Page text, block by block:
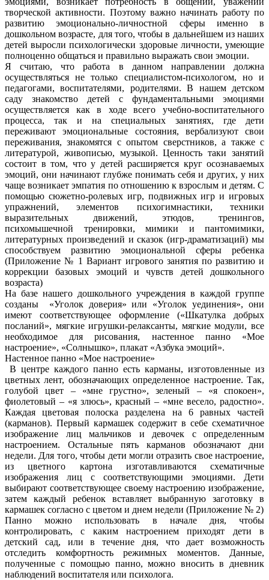
творческой активности. Поэтому важно начинать работу по
развитию эмоционально-личностной сферы именно в
дошкольном возрасте, для того, чтобы в дальнейшем из наших
детей выросли психологически здоровые личности, умеющие
полноценно общаться и правильно выражать свои эмоции.
Я считаю, что работа в данном направлении должна
осуществляться не только специалистом-психологом, но и
педагогами, воспитателями, родителями. В нашем детском
саду знакомство детей с фундаментальными эмоциями
осуществляется как в ходе всего учебно-воспитательного
процесса, так и на специальных занятиях, где дети
переживают эмоциональные состояния, вербализуют свои
переживания, знакомятся с опытом сверстников, а также с
литературой, живописью, музыкой. Ценность таки занятий
состоит в том, что у детей расширяется круг осознаваемых
эмоций, они начинают глубже понимать себя и других, у них
чаще возникает эмпатия по отношению к взрослым и детям. С
помощью сюжетно-ролевых игр, подвижных игр и игровых
упражнений, элементов психогимнастики, техники
выразительных движений, этюдов, тренингов,
психомышечной тренировки, мимики и пантомимики,
литературных произведений и сказок (игр-драматизаций) мы
способствуем развитию эмоциональной сферы ребенка
(Приложение № 1 Вариант игрового занятия по развитию и
коррекции базовых эмоций и чувств детей дошкольного
возраста)
На базе нашего дошкольного учреждения в каждой группе
созданы «Уголок доверия» или «Уголок уединения», они
имеют соответствующее оформление («Шкатулка добрых
посланий», мягкие игрушки-релаксанты, мягкие модули, все
необходимое для рисования, настенное панно «Мое
настроение», «Солнышко», плакат «Азбука эмоций».
Настенное панно «Мое настроение»
В центре каждого панно есть карманы, изготовленные из
цветных лент, обозначающих определенное настроение. Так,
голубой цвет – «мне грустно», зеленый – «я спокоен»,
фиолетовый – «я злюсь», красный – «мне весело, радостно».
Каждая цветовая полоска разделена на 6 равных частей
(карманов). Первый кармашек содержит в себе схематичное
изображение лиц мальчиков и девочек с определенным
настроением. Остальные пять карманов обозначают дни
недели. Для того, чтобы дети могли отразить свое настроение,
из цветного картона изготавливаются схематичные
изображения лиц с соответствующими эмоциями. Дети
выбирают соответствующее своему настроению изображение,
затем каждый ребенок вставляет выбранную заготовку в
кармашек согласно с цветом и днем недели (Приложение № 2)
Панно можно использовать в начале дня, чтобы
контролировать, с каким настроением приходят дети в
детский сад, или в течение дня, что дает возможность
отследить комфортность режимных моментов. Данные,
полученные с помощью панно, можно вносить в дневник
наблюдений воспитателя или психолога.